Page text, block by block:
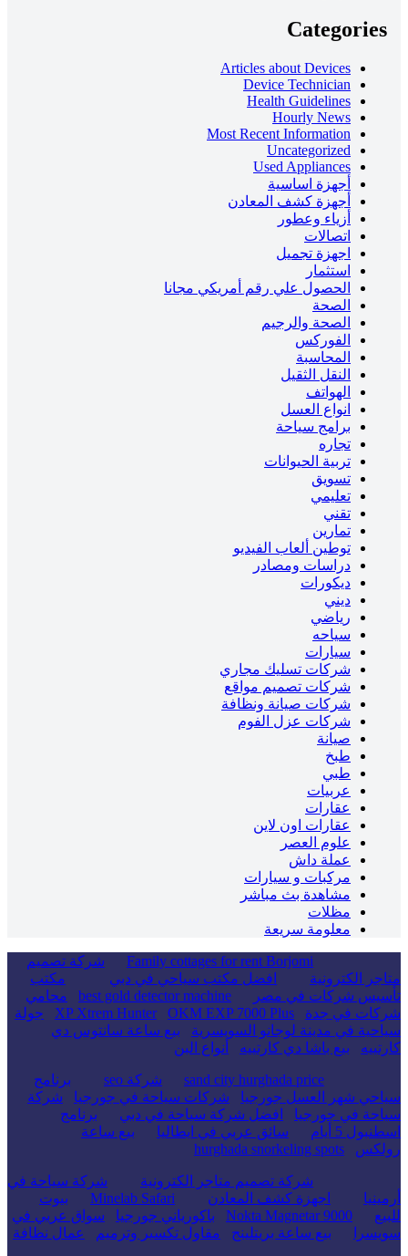
Categories
Articles about Devices
Device Technician
Health Guidelines
Hourly News
Most Recent Information
Uncategorized
Used Appliances
أجهزة اساسية
أجهزة كشف المعادن
أزياء وعطور
اتصالات
اجهزة تجميل
استثمار
الحصول علي رقم أمريكي مجانا
الصحة
الصحة والرجيم
الفوركس
المحاسبة
النقل الثقيل
الهواتف
انواع العسل
برامج سياحة
تجاره
تربية الحيوانات
تسويق
تعليمي
تقني
تمارين
توطين ألعاب الفيديو
دراسات ومصادر
ديكورات
ديني
رياضي
سياحه
سيارات
شركات تسليك مجاري
شركات تصميم مواقع
شركات صيانة ونظافة
شركات عزل الفوم
صيانة
طبخ
طبي
عربيات
عقارات
عقارات اون لاين
علوم العصر
عملة داش
مركبات و سيارات
مشاهدة بث مباشر
مظلات
معلومة سريعة
Family cottages for rent Borjomi
شركة تصميم
متاجر الكترونية
افضل مكتب سياحي في دبي
مكتب
تأسيس شركات في مصر
best gold detector machine
محامي
شركات في جدة
XP Xtrem Hunter OKM EXP 7000 Plus
جولة
سياحية في مدينة لوجانو السويسرية
بيع ساعة سانتوس دي
كارتييه
بيع باشا دي كارتييه أنواع البن
sand city hurghada price شركة seo
برنامج
سياحي شهر العسل جورجيا
شركات سياحة في جورجيا
شركة
سياحة في جورجيا
افضل شركة سياحة في دبي
برنامج
اسطنبول 5 أيام
سائق عربي في ايطاليا
بيع ساعة
رولكس
hurghada snorkeling spots
شركة تصميم متاجر الكترونية
شركة سياحة في
أرمينيا
اجهزة كشف المعادن Minelab Safari
بيوت
للبيع
Nokta Magnetar 9000 باكورياني جورجيا
سواق عربي في
سويسرا
بيع ساعة بريتلينج مقاول تكسير وترميم
عمال نظافة